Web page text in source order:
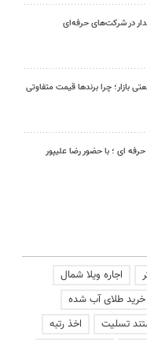
در شرکت‌های حرفه‌ای
بازار؛ چرا برندها قیمت متفاوتی
ای ؛ با حضور رضا علیپور
اجاره ویلا شمال
خرید طلای آب شده
تسلیت
اخذ رتبه